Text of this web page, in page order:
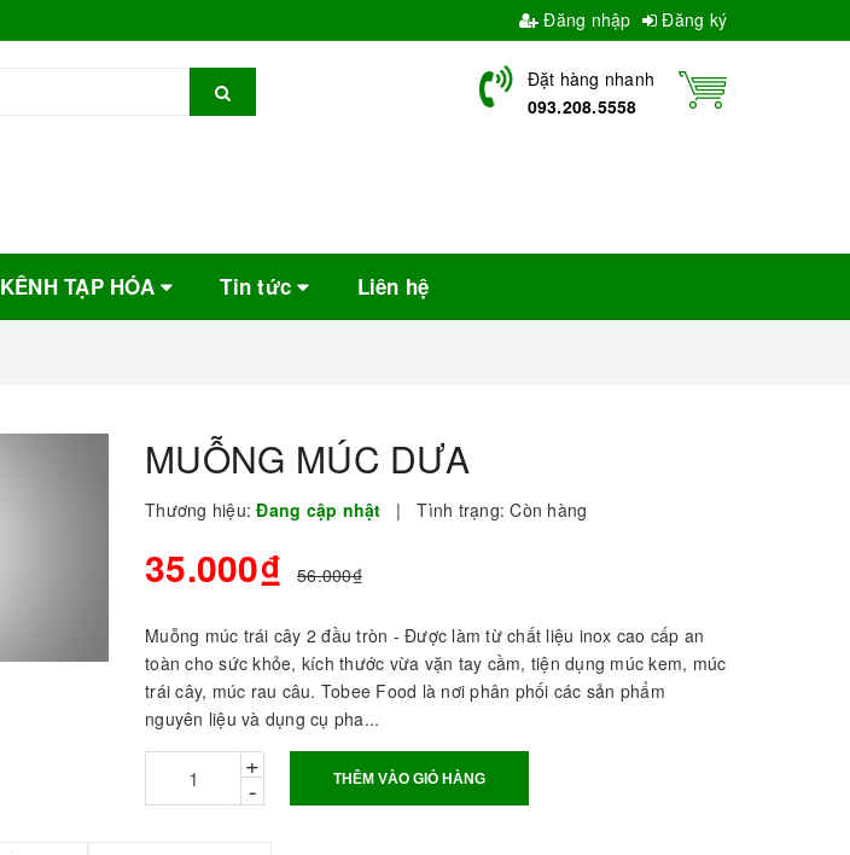
Đăng nhập Đăng ký
Đặt hàng nhanh
093.208.5558
KÊNH TẠP HÓA Tin tức Liên hệ
MUỖNG MÚC DƯA
Thương hiệu: Đang cập nhật | Tình trạng: Còn hàng
35.000₫ 56.000₫
Muỗng múc trái cây 2 đầu tròn - Được làm từ chất liệu inox cao cấp an
toàn cho sức khỏe, kích thước vừa vặn tay cầm, tiện dụng múc kem, múc
trái cây, múc rau câu. Tobee Food là nơi phân phối các sản phẩm
nguyên liệu và dụng cụ pha...
+
- THÊM VÀO GIỎ HÀNG